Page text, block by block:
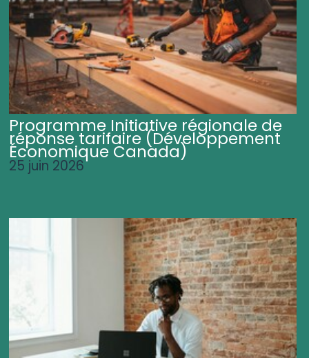
Programme Initiative régionale de
réponse tarifaire (Développement
Économique Canada)
25 juin 2026